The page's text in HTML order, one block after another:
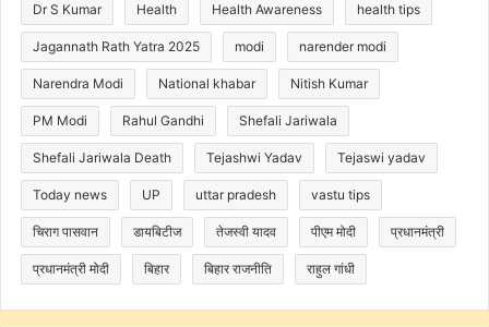
Dr S Kumar Health Health Awareness health tips
Jagannath Rath Yatra 2025 modi narender modi
Narendra Modi National khabar Nitish Kumar
PM Modi Rahul Gandhi Shefali Jariwala
Shefali Jariwala Death Tejashwi Yadav Tejaswi yadav
Today news UP uttar pradesh vastu tips
चिराग पासवान डायबिटीज तेजस्वी यादव पीएम मोदी प्रधानमंत्री
प्रधानमंत्री मोदी बिहार बिहार राजनीति राहुल गांधी